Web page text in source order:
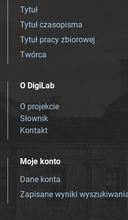
Tytuł
Tytuł czasopisma
Tytuł pracy zbiorowej
Twórca
O DigiLab
O projekcie
Słownik
Kontakt
Moje konto
Dane konta
Zapisane wyniki